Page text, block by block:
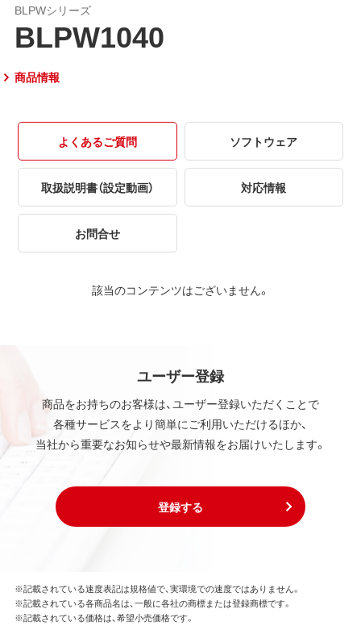
BLPWシリーズ
BLPW1040
商品情報
よくあるご質問 ソフトウェア
取扱説明書（設定動画） 対応情報
お問合せ
該当のコンテンツはございません。
ユーザー登録
商品をお持ちのお客様は、ユーザー登録いただくことで
各種サービスをより簡単にご利用いただけるほか、
当社から重要なお知らせや最新情報をお届けいたします。
登録する
※記載されている速度表記は規格値で、実環境での速度ではありません。
※記載されている各商品名は、一般に各社の商標または登録商標です。
※記載されている価格は、希望小売価格です。